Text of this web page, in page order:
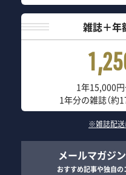
雑誌＋年
1年15,000
1年分の雑誌（約
※雑誌配送
メールマガジン
おすすめ記事や独自の